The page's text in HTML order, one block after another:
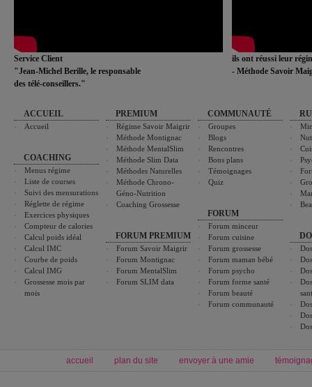
Service Client
"Jean-Michel Berille, le responsable
des télé-conseillers."
ils ont réussi leur
- Méthode Savoir
ACCUEIL
Accueil
COACHING
Menus régime
Liste de courses
Suivi des mensurations
Réglette de régime
Exercices physiques
Compteur de calories
Calcul poids idéal
Calcul IMC
Courbe de poids
Calcul IMG
Grossesse mois par
mois
PREMIUM
Régime Savoir Maigrir
Méthode Montignac
Méthode MentalSlim
Méthode Slim Data
Méthodes Naturelles
Méthode Chrono-
Géno-Nutrition
Coaching Grossesse
FORUM PREMIUM
Forum Savoir Maigrir
Forum Montignac
Forum MentalSlim
Forum SLIM data
COMMUNAUTÉ
Groupes
Blogs
Rencontres
Bons plans
Témoignages
Quiz
FORUM
Forum minceur
Forum cuisine
Forum grossesse
Forum maman bébé
Forum psycho
Forum forme santé
Forum beauté
Forum communauté
accueil plan du site envoyer à une amie